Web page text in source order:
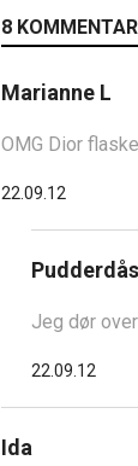
8
Marianne L
OMG Dior
22.09.12
Jeg dør
22.09.12
Ida